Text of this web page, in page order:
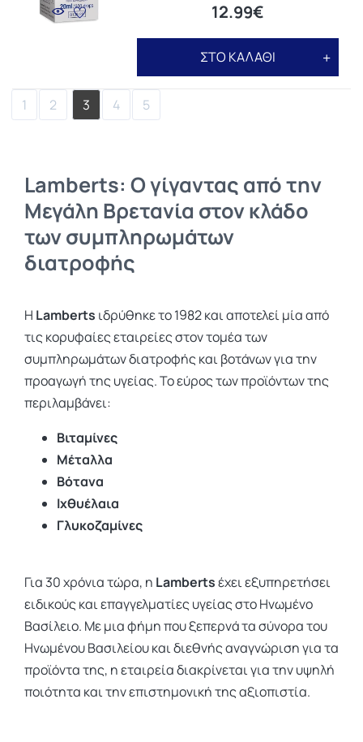
12.99€
ΣΤΟ ΚΑΛΑΘΙ
1 2 3 4 5
Lamberts: Ο γίγαντας από την
Μεγάλη Βρετανία στον κλάδο
των συμπληρωμάτων
διατροφής
Η Lamberts ιδρύθηκε το 1982 και αποτελεί μία από
τις κορυφαίες εταιρείες στον τομέα των
συμπληρωμάτων διατροφής και βοτάνων για την
προαγωγή της υγείας. Το εύρος των προϊόντων της
περιλαμβάνει:
Βιταμίνες
Μέταλλα
Βότανα
Ιχθυέλαια
Γλυκοζαμίνες
Για 30 χρόνια τώρα, η Lambertsέχει εξυπηρετήσει
ειδικούς και επαγγελματίες υγείας στο Ηνωμένο
Βασίλειο. Με μια φήμη που ξεπερνά τα σύνορα του
Ηνωμένου Βασιλείου και διεθνής αναγνώριση για τα
προϊόντα της, η εταιρεία διακρίνεται για την υψηλή
ποιότητα και την επιστημονική της αξιοπιστία.